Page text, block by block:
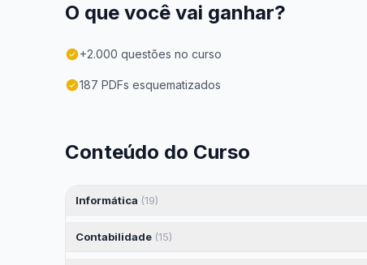
O que você vai ganhar?
+2.000 questões no curso
187 PDFs esquematizados
Conteúdo do Curso
Informática (19)
Contabilidade (15)